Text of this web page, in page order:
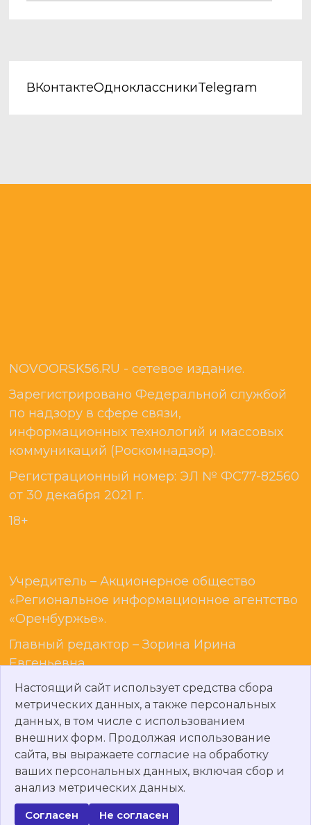
ВКонтактеОдноклассникиTelegram
NOVOORSK56.RU - сетевое издание.
Зарегистрировано Федеральной службой
по надзору в сфере связи,
информационных технологий и массовых
коммуникаций (Роскомнадзор).
Регистрационный номер: ЭЛ № ФС77-82560
от 30 декабря 2021 г.
18+
Учредитель – Акционерное общество
«Региональное информационное агентство
«Оренбуржье».
Главный редактор – Зорина Ирина
Евгеньевна
E-mail: gaz_no@mail.ru
елефон: 8 (35-363) 7-01-68.
Авторские права © 2026Новоорская газета
Работает наWordPressиBam
Политика о персональных данных
Настоящий сайт использует средства сбора
метрических данных, а также персональных
данных, в том числе с использованием
внешних форм. Продолжая использование
сайта, вы выражаете согласие на обработку
ваших персональных данных, включая сбор и
анализ метрических данных.
Согласен Не согласен